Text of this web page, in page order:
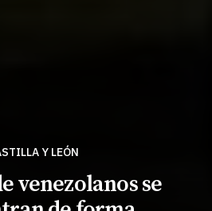
Y LEÓN
venezolanos se